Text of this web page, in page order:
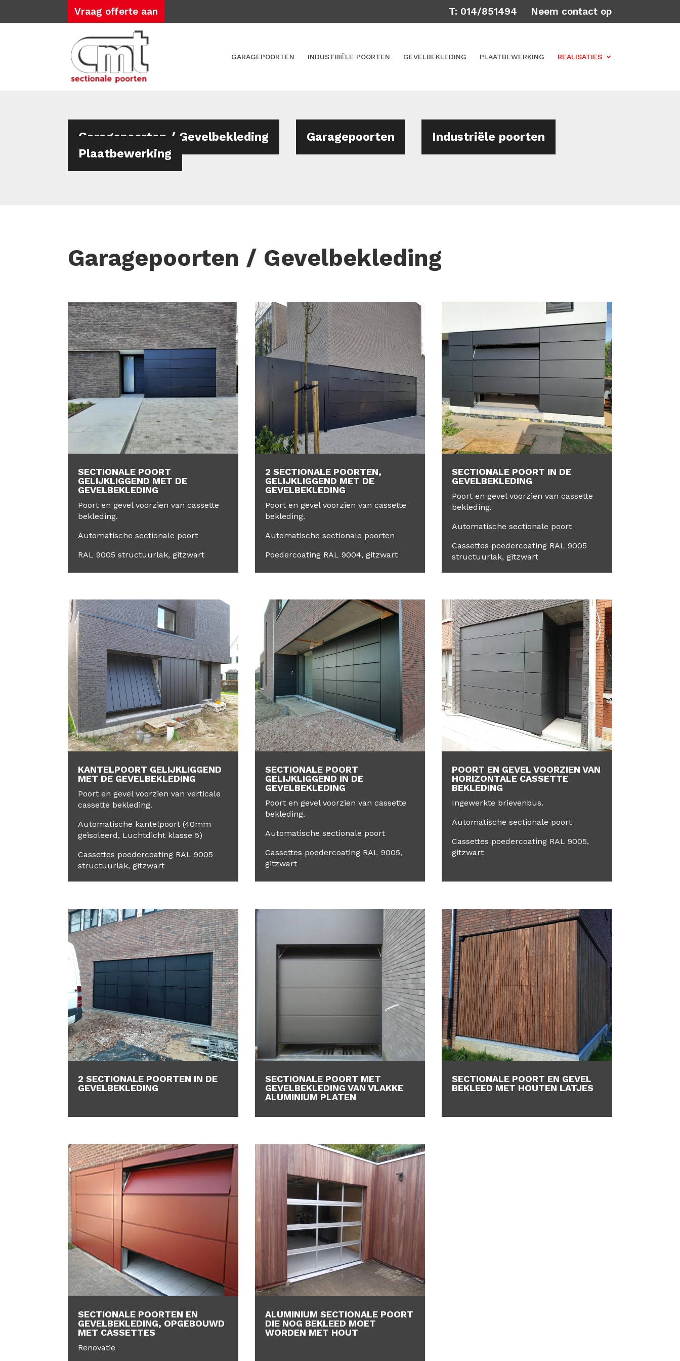
Vraag offerte aan T: 014/851494 Neem contact op
GARAGEPOORTEN INDUSTRIËLE POORTEN GEVELBEKLEDING PLAATBEWERKING REALISATIES
Garagepoorten / Gevelbekleding Garagepoorten
Industriële poorten
Plaatbewerking
Garagepoorten / Gevelbekleding
SECTIONALE POORT
GELIJKLIGGEND MET DE
GEVELBEKLEDING
Poort en gevel voorzien van cassette
bekleding.
Automatische sectionale poort
RAL 9005 structuurlak, gitzwart
2 SECTIONALE POORTEN,
GELIJKLIGGEND MET DE
GEVELBEKLEDING
Poort en gevel voorzien van cassette
bekleding.
Automatische sectionale poorten
Poedercoating RAL 9004, gitzwart
SECTIONALE POORT IN DE
GEVELBEKLEDING
Poort en gevel voorzien van cassette
bekleding.
Automatische sectionale poort
Cassettes poedercoating RAL 9005
structuurlak, gitzwart
KANTELPOORT GELIJKLIGGEND
MET DE GEVELBEKLEDING
Poort en gevel voorzien van verticale
cassette bekleding.
Automatische kantelpoort (40mm
geïsoleerd, Luchtdicht klasse 5)
Cassettes poedercoating RAL 9005
structuurlak, gitzwart
SECTIONALE POORT
GELIJKLIGGEND IN DE
GEVELBEKLEDING
Poort en gevel voorzien van cassette
bekleding.
Automatische sectionale poort
Cassettes poedercoating RAL 9005,
gitzwart
POORT EN GEVEL VOORZIEN VAN
HORIZONTALE CASSETTE
BEKLEDING
Ingewerkte brievenbus.
Automatische sectionale poort
Cassettes poedercoating RAL 9005,
gitzwart
2 SECTIONALE POORTEN IN DE
GEVELBEKLEDING
SECTIONALE POORT MET
GEVELBEKLEDING VAN VLAKKE
ALUMINIUM PLATEN
SECTIONALE POORT EN GEVEL
BEKLEED MET HOUTEN LATJES
SECTIONALE POORTEN EN
GEVELBEKLEDING, OPGEBOUWD
MET CASSETTES
Renovatie
ALUMINIUM SECTIONALE POORT
DIE NOG BEKLEED MOET
WORDEN MET HOUT